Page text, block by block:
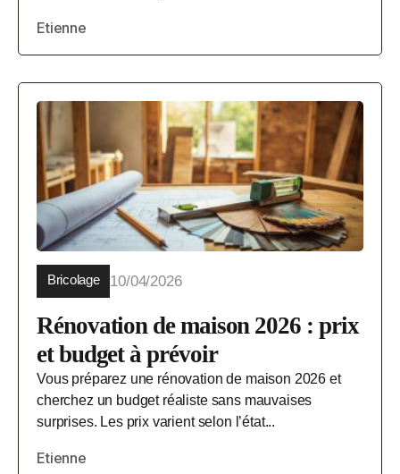
Etienne
Bricolage 10/04/2026
Rénovation de maison 2026 : prix
et budget à prévoir
Vous préparez une rénovation de maison 2026 et
cherchez un budget réaliste sans mauvaises
surprises. Les prix varient selon l’état...
Etienne